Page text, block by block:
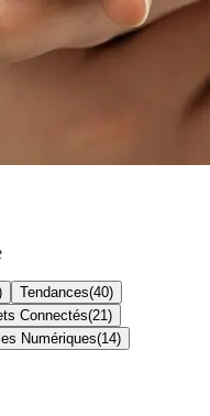
Tendances(40)
Connectés(21 )
Numériques(14)